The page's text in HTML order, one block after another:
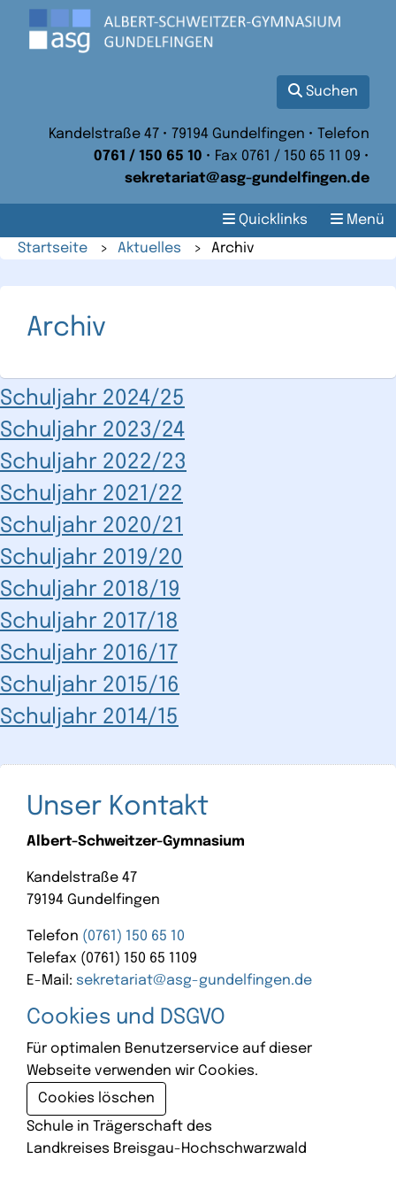
Suchen
Kandelstraße 47 • 79194 Gundelfingen • Telefon
0761 / 150 65 10 • Fax 0761 / 150 65 11 09 •
sekretariat@asg-gundelfingen.de
Menü
Quicklinks
Startseite
> Aktuelles > Archiv
Archiv
Schuljahr 2024/25
Schuljahr 2023/24
Schuljahr 2022/23
Schuljahr 2021/22
Schuljahr 2020/21
Schuljahr 2019/20
Schuljahr 2018/19
Schuljahr 2017/18
Schuljahr 2016/17
Schuljahr 2015/16
Schuljahr 2014/15
Unser Kontakt
Albert-Schweitzer-Gymnasium
Kandelstraße 47
79194 Gundelfingen
Telefon (0761) 150 65 10
Telefax (0761) 150 65 1109
E-Mail: sekretariat@asg-gundelfingen.de
Cookies und DSGVO
Für optimalen Benutzerservice auf dieser
Webseite verwenden wir Cookies.
Cookies löschen
Schule in Trägerschaft des
Landkreises Breisgau-Hochschwarzwald